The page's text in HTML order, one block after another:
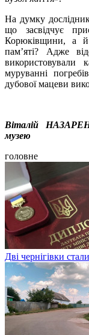
На думку
що засвідчує
Корюківщини, а й
пам’яті? Адже
використовували
муруванні
дубової мацеви
Віталій
музею
головне
Дві чернігівки